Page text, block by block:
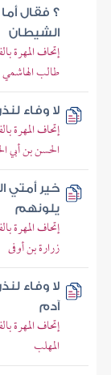
؟ فقال
الشيطان
إتحاف المهرة
طالب
لا وفاء
إتحاف المهرة
الحسن بن أبي
خير أمتي
يلونهم
إتحاف المهرة
زرارة بن أوفى
لا وفاء
آدم
إتحاف المهرة
المهلب